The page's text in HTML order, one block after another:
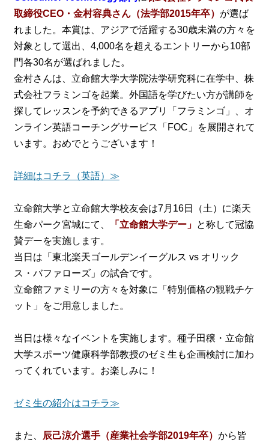
取締役CEO・金村容典さん（法学部2015年卒） が選ば
れました。本賞は、アジアで活躍する30歳未満の方々を
対象として選出、4,000名を超えるエントリーから10部
門各30名が選ばれました。
金村さんは、立命館大学大学院法学研究科に在学中、株
式会社フラミンゴを起業。外国語を学びたい方が講師を
探してレッスンを予約できるアプリ「フラミンゴ」、オ
ンライン英語コーチングサービス「FOC」を展開されて
います。おめでとうございます！
詳細はコチラ（英語）≫
立命館大学と立命館大学校友会は7月16日（土）に楽天
生命パーク宮城にて、
「立命館大学デー」 と称して冠協
賛デーを実施します。
当日は「東北楽天ゴールデンイーグルス vs オリック
ス・バファローズ」の試合です。
立命館ファミリーの方々を対象に「特別価格の観戦チケ
ット」をご用意しました。
当日は様々なイベントを実施します。種子田穣・立命館
大学スポーツ健康科学部教授のゼミ生も企画検討に加わ
ってくれています。お楽しみに！
ゼミ生の紹介はコチラ≫
また、 辰己涼介選手（産業社会学部2019年卒） から皆